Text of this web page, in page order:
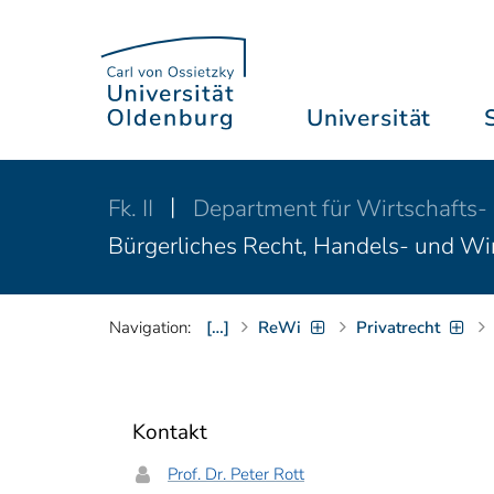
Universität
Fk. II
Department für
Bürgerliches Recht, Handels- und
Navigation: […] ReWi Privatrecht
Kontakt
Prof. Dr. Peter Rott